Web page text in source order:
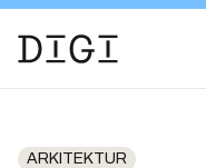
ARKITEKTUR